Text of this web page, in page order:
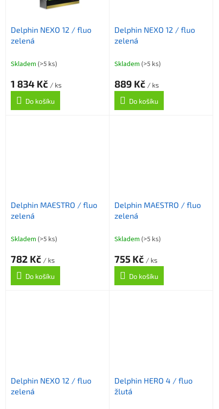
Delphin NEXO 12 / fluo
zelená
Skladem (>5 ks)
1 834 Kč / ks
Do košíku
Delphin NEXO 12 / fluo
zelená
Skladem (>5 ks)
889 Kč / ks
Do košíku
Delphin MAESTRO / fluo
zelená
Skladem (>5 ks)
782 Kč / ks
Do košíku
Delphin MAESTRO / fluo
zelená
Skladem (>5 ks)
755 Kč / ks
Do košíku
Delphin NEXO 12 / fluo
zelená
Delphin HERO 4 / fluo
žlutá